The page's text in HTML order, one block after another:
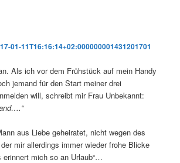
01-11T16:16:14+02:000000001431201701
Als ich vor dem Frühstück auf mein Handy
jemand für den Start meiner drei
will, schreibt mir Frau Unbekannt:
aus Liebe geheiratet, nicht wegen des
mir allerdings immer wieder frohe Blicke
erinnert mich so an Urlaub“…